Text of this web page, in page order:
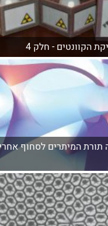
הקוונטים - חלק 4
תורת המיתרים לסחוף